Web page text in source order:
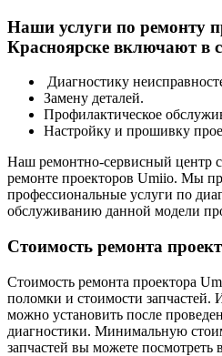
Наши услуги по ремонту
Красноярске включают в
Диагностику
Замену деталей.
Профилактическое
Настройку и прошивку
Наш ремонтно-сервисный центр
ремонте проекторов Umiio. Мы
профессиональные услуги по
обслуживанию данной модели
Стоимость ремонта
Стоимость ремонта проектора
поломки и стоимости запчастей.
можно установить после
диагностики. Минимальную
запчастей вы можете посмотреть